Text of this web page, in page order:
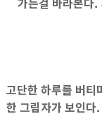
고단한 하루를 버티
한 그림자가 보인다